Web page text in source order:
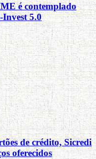
é contemplado
5.0
de crédito, Sicredi
oferecidos